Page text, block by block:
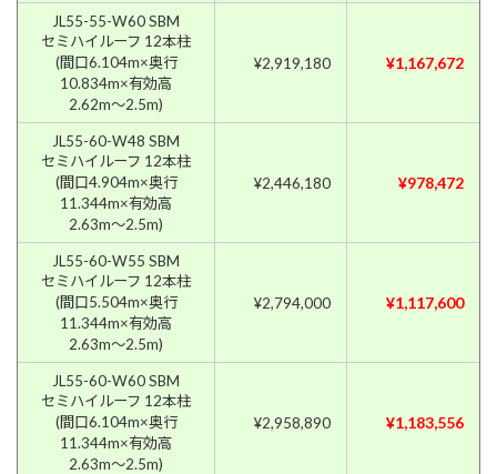
JL55-55-W60 SBM
セミハイルーフ 12本柱
(間口6.104m×奥行
10.834m×有効高
2.62m〜2.5m)
¥2,919,180 ¥1,167,672
JL55-60-W48 SBM
セミハイルーフ 12本柱
(間口4.904m×奥行
11.344m×有効高
2.63m〜2.5m)
¥2,446,180 ¥978,472
JL55-60-W55 SBM
セミハイルーフ 12本柱
(間口5.504m×奥行
11.344m×有効高
2.63m〜2.5m)
¥2,794,000 ¥1,117,600
JL55-60-W60 SBM
セミハイルーフ 12本柱
(間口6.104m×奥行
11.344m×有効高
2.63m〜2.5m)
¥2,958,890 ¥1,183,556